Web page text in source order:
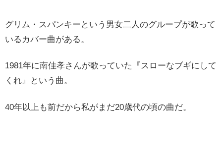
グリム・スパンキーという男女二人のグループが歌って
いるカバー曲がある。
1981年に南佳孝さんが歌っていた『スローなブギにして
くれ』という曲。
40年以上も前だから私がまだ20歳代の頃の曲だ。